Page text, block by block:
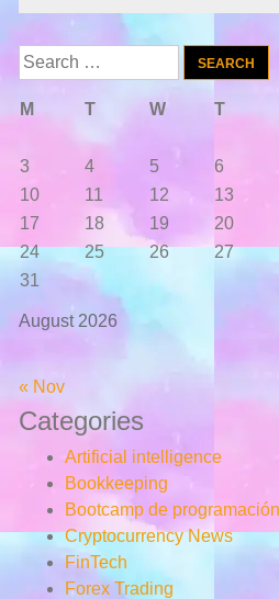
Search
for:
August 2026
M T W T
3
4 5 6
10
11 12 13
17
18 19 20
24
25 26 27
31
« Nov
Categories
Artificial intelligence
Bookkeeping
Bootcamp de programación
Cryptocurrency News
FinTech
Forex Trading